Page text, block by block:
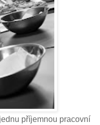
příjemnou pracovní